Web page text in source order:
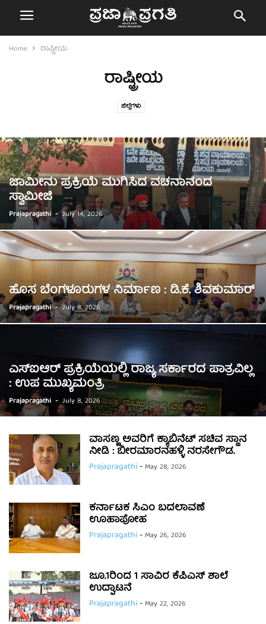
Home ರಾಷ್ಟ್ರೀಯ
ರಾಷ್ಟ್ರೀಯ
ಜಿಲ್ಲೆಗಳು
ಜಾಮೀನು ಪ್ರಕ್ರಿಯೆ ಮುಗಿಸಿದ ವಚನಾನಂದ
ಸ್ವಾಮೀಜಿ
Prajapragathi - July 14, 2026
ಹೊಸ ಬೆಂಗಳೂರುಗಳ ನಿರ್ಮಾಣ : ಡಿ.ಕೆ. ಶಿವಕುಮಾರ್
Prajapragathi - July 8, 2026
ಎಸ್‌ಐಆರ್ ಪ್ರಕ್ರಿಯೆಯಲ್ಲಿ ರಾಜ್ಯ ಸರ್ಕಾರದ ಪಾತ್ರವಿಲ್ಲ
: ಉಪ ಮುಖ್ಯಮಂತ್ರಿ
Prajapragathi - July 8, 2026
ವಾಸಣ್ಣ ಅವರಿಗೆ ಕ್ಯಾಬಿನೆಟ್ ಸಚಿವ ಸ್ಥಾನ
ನೀಡಿ : ಬೀರಮಾರನಹಳ್ಳಿ ನರಸೇಗೌಡ.
Prajapragathi- May 28, 2026
ಕರ್ನಾಟಕ ಸಿಎಂ ಬದಲಾವಣೆ
ಊಹಾಪೋಹ
Prajapragathi- May 26, 2026
ಜೂ.1ರಿಂದ 1 ಸಾವಿರ ಕೆಪಿಎಸ್ ಶಾಲೆ
ಉದ್ಘಾಟನೆ
Prajapragathi- May 22, 2026